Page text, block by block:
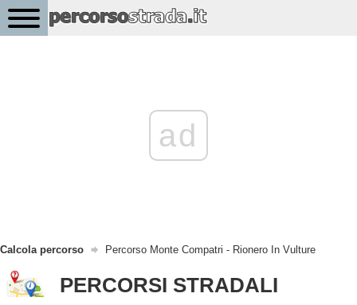
ad
Calcola percorso Percorso Monte Compatri - Rionero In Vulture
PERCORSI STRADALI